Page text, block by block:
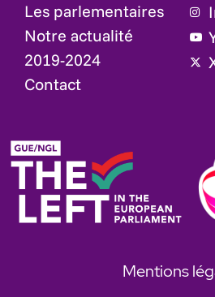
Les parlementaires
Notre actualité
2019-2024
Contact
Mentions